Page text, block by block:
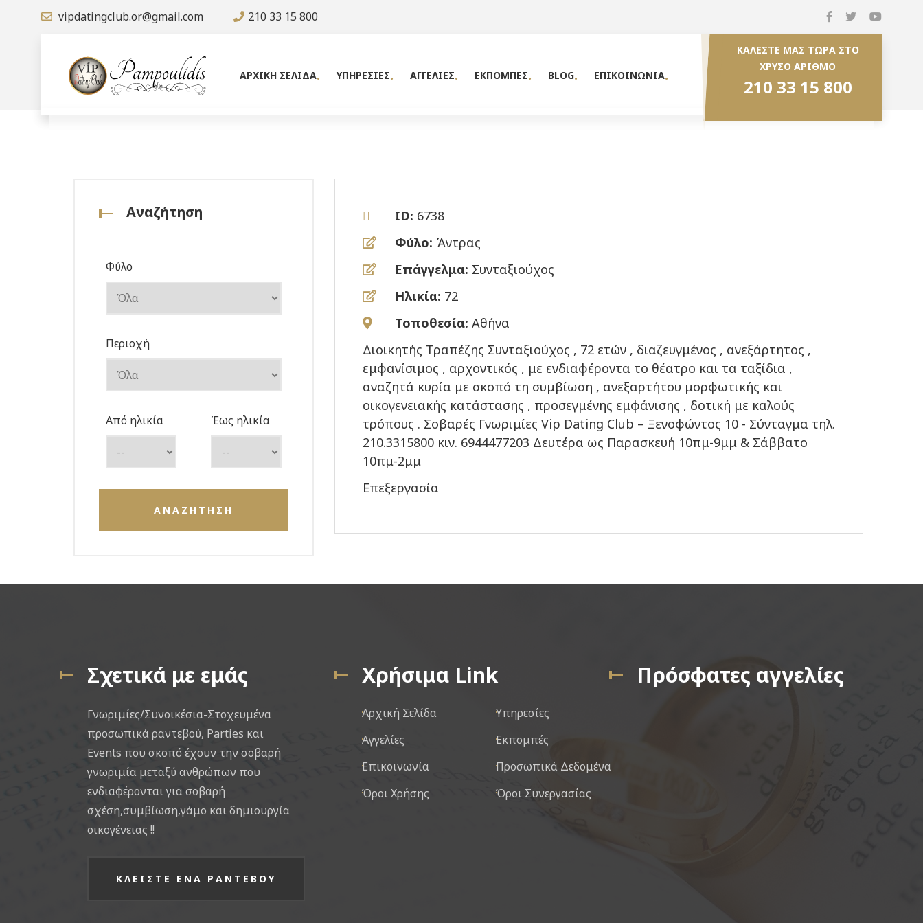
vipdatingclub.or@gmail.com 210 33 15 800
ΑΡΧΙΚΗ ΣΕΛΙΔΑ ΥΠΗΡΕΣΙΕΣ ΑΓΓΕΛΙΕΣ ΕΚΠΟΜΠΕΣ BLOG ΕΠΙΚΟΙΝΩΝΙΑ
ΚΑΛΕΣΤΕ ΜΑΣ ΤΩΡΑ ΣΤΟ
ΧΡΥΣΟ ΑΡΙΘΜΟ
210 33 15 800
Αναζήτηση
Φύλο
Περιοχή
Από ηλικία Έως ηλικία
ΑΝΑΖΗΤΗΣΗ
ID: 6738
Φύλο: Άντρας
Επάγγελμα: Συνταξιούχος
Ηλικία: 72
Τοποθεσία: Αθήνα
Διοικητής Τραπέζης Συνταξιούχος , 72 ετών , διαζευγμένος , ανεξάρτητος ,
εμφανίσιμος , αρχοντικός , με ενδιαφέροντα το θέατρο και τα ταξίδια ,
αναζητά κυρία με σκοπό τη συμβίωση , ανεξαρτήτου μορφωτικής και
οικογενειακής κατάστασης , προσεγμένης εμφάνισης , δοτική με καλούς
τρόπους . Σοβαρές Γνωριμίες Vip Dating Club – Ξενοφώντος 10 - Σύνταγμα τηλ.
210.3315800 κιν. 6944477203 Δευτέρα ως Παρασκευή 10πμ-9μμ & Σάββατο
10πμ-2μμ
Επεξεργασία
Σχετικά με εμάς
Γνωριμίες/Συνοικέσια-Στοχευμένα
προσωπικά ραντεβού, Parties και
Events που σκοπό έχουν την σοβαρή
γνωριμία μεταξύ ανθρώπων που
ενδιαφέρονται για σοβαρή
σχέση,συμβίωση,γάμο και δημιουργία
οικογένειας !!
ΚΛΕΙΣΤΕ ΕΝΑ ΡΑΝΤΕΒΟΥ
Χρήσιμα Link
Αρχική Σελίδα
Υπηρεσίες
Αγγελίες
Εκπομπές
Επικοινωνία
Προσωπικά Δεδομένα
Όροι Χρήσης
Όροι Συνεργασίας
Πρόσφατες αγγελίες